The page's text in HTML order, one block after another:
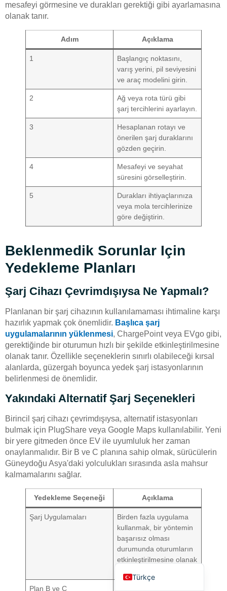
mesafeyi görmesine ve durakları gerektiği gibi ayarlamasına
olanak tanır.
Adım Açıklama
1
Başlangıç noktasını,
varış yerini, pil seviyesini
ve araç modelini girin.
2
Ağ veya rota türü gibi
şarj tercihlerini ayarlayın.
3
Hesaplanan rotayı ve
önerilen şarj duraklarını
gözden geçirin.
4
Mesafeyi ve seyahat
süresini görselleştirin.
5
Durakları ihtiyaçlarınıza
veya mola tercihlerinize
göre değiştirin.
Beklenmedik Sorunlar Için
Yedekleme Planları
Şarj Cihazı Çevrimdışıysa Ne Yapmalı?
Planlanan bir şarj cihazının kullanılamaması ihtimaline karşı
hazırlık yapmak çok önemlidir. Başlıca şarj
uygulamalarının yüklenmesi, ChargePoint veya EVgo gibi,
gerektiğinde bir oturumun hızlı bir şekilde etkinleştirilmesine
olanak tanır. Özellikle seçeneklerin sınırlı olabileceği kırsal
alanlarda, güzergah boyunca yedek şarj istasyonlarının
belirlenmesi de önemlidir.
Yakındaki Alternatif Şarj Seçenekleri
Birincil şarj cihazı çevrimdışıysa, alternatif istasyonları
bulmak için PlugShare veya Google Maps kullanılabilir. Yeni
bir yere gitmeden önce EV ile uyumluluk her zaman
onaylanmalıdır. Bir B ve C planına sahip olmak, sürücülerin
Güneydoğu Asya'daki yolculukları sırasında asla mahsur
kalmamalarını sağlar.
Yedekleme Seçeneği Açıklama
Şarj Uygulamaları
Birden fazla uygulama
kullanmak, bir yöntemin
başarısız olması
durumunda oturumların
etkinleştirilmesine olanak
Plan B ve C
Türkçe
English
Español
Português
Русский
Français
Bahasa Indonesia
Deutsch